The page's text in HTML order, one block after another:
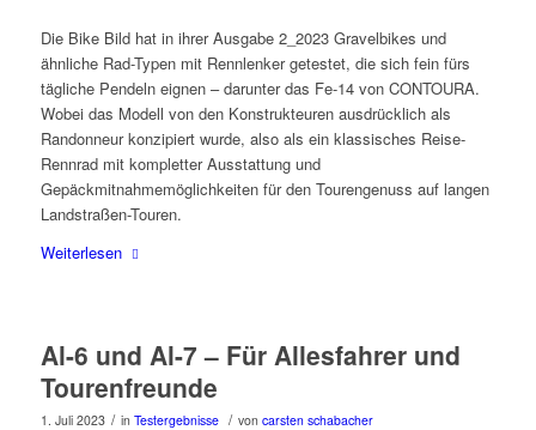
Die Bike Bild hat in ihrer Ausgabe 2_2023 Gravelbikes und
ähnliche Rad-Typen mit Rennlenker getestet, die sich fein fürs
tägliche Pendeln eignen – darunter das Fe-14 von CONTOURA.
Wobei das Modell von den Konstrukteuren ausdrücklich als
Randonneur konzipiert wurde, also als ein klassisches Reise-
Rennrad mit kompletter Ausstattung und
Gepäckmitnahmemöglichkeiten für den Tourengenuss auf langen
Landstraßen-Touren.
Weiterlesen
Al-6 und Al-7 – Für Allesfahrer und
Tourenfreunde
1. Juli 2023 / in Testergebnisse / von carsten schabacher